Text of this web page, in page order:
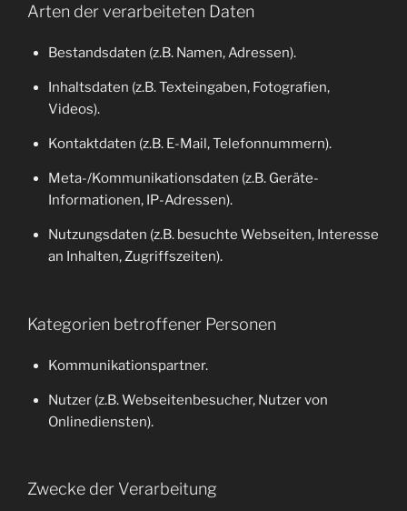
Arten der verarbeiteten Daten
Bestandsdaten (z.B. Namen, Adressen).
Inhaltsdaten (z.B. Texteingaben, Fotografien,
Videos).
Kontaktdaten (z.B. E-Mail, Telefonnummern).
Meta-/Kommunikationsdaten (z.B. Geräte-
Informationen, IP-Adressen).
Nutzungsdaten (z.B. besuchte Webseiten, Interesse
an Inhalten, Zugriffszeiten).
Kategorien betroffener Personen
Kommunikationspartner.
Nutzer (z.B. Webseitenbesucher, Nutzer von
Onlinediensten).
Zwecke der Verarbeitung